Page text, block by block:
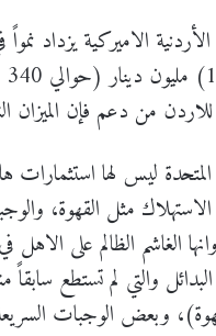
الاميركية يزداد
من دعم فإن الميزان
ليس لها استثمارات
مثل القهوة،
الغاشم الظالم على
والتي لم تستطع سابقاً
وبعض الوجبات